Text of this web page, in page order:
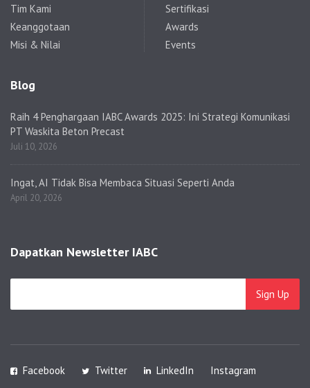
Tim Kami
Keanggotaan
Misi & Nilai
Sertifikasi
Awards
Events
Blog
Raih 4 Penghargaan IABC Awards 2025: Ini Strategi Komunikasi
PT Waskita Beton Precast
Juli 10, 2026
Ingat, AI Tidak Bisa Membaca Situasi Seperti Anda
April 20, 2026
Dapatkan Newsletter IABC
Facebook Twitter LinkedIn Instagram